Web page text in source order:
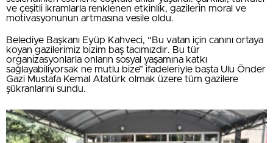
ve çeşitli ikramlarla renklenen etkinlik, gazilerin moral ve
motivasyonunun artmasına vesile oldu.
Belediye Başkanı Eyüp Kahveci, “Bu vatan için canını ortaya
koyan gazilerimiz bizim baş tacımızdır. Bu tür
organizasyonlarla onların sosyal yaşamına katkı
sağlayabiliyorsak ne mutlu bize” ifadeleriyle başta Ulu Önder
Gazi Mustafa Kemal Atatürk olmak üzere tüm gazilere
şükranlarını sundu.